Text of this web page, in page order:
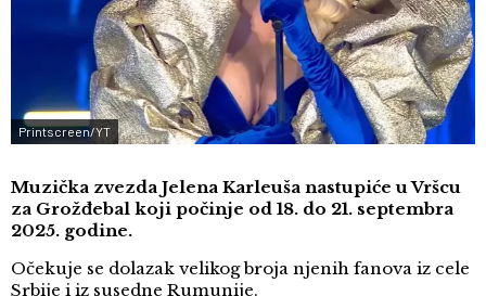
Printscreen/YT
Muzička zvezda Jelena Karleuša nastupiće u Vršcu
za Grožđebal koji počinje od 18. do 21. septembra
2025. godine.
Očekuje se dolazak velikog broja njenih fanova iz cele
Srbije i iz susedne Rumunije.